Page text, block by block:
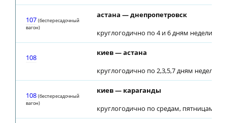
107 (беспересадочный
вагон)
астана — днепропетровск
круглогодично по 4 и 6 дням недели
108
киев — астана
круглогодично по 2,3,5,7 дням недели
108 (беспересадочный
вагон)
киев — караганды
круглогодично по средам, пятницам с